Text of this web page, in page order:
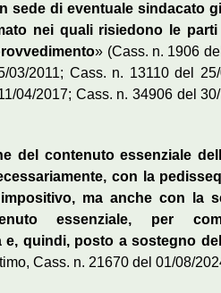
sede di eventuale sindacato
nei quali risiedono le
» (Cass. n. 1906
03/2011; Cass. n. 13110 del
2017; Cass. n. 34906 del
del contenuto essenziale
con la
ma anche con la
essenziale, per
e, quindi, posto a sostegno
Cass. n. 21670 del 01/08/